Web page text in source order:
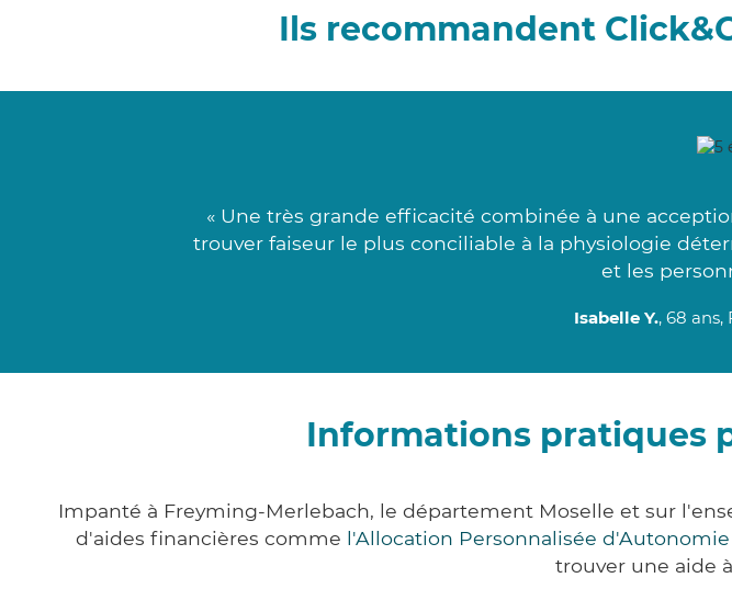
Ils recommandent
« Une très grande efficacité combinée à une
trouver faiseur le plus conciliable à la physiologie
et les
Isabelle Y., 68
Informations pratiques
Impanté à Freyming-Merlebach, le département Moselle et sur
d'aides financières comme l'Allocation Personnalisée d'Autonomie
trouver une aide